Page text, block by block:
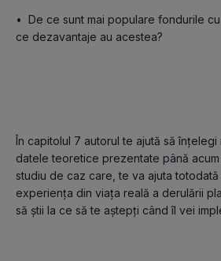
•	De ce sunt mai populare fondurile cu dată țintă, dar și
ce dezavantaje au acestea?
În capitolul 7 autorul te ajută să înțelegi
datele teoretice prezentate până acum
studiu de caz care, te va ajuta
experiența din viața reală a derulării
să știi la ce să te aștepți când îl vei